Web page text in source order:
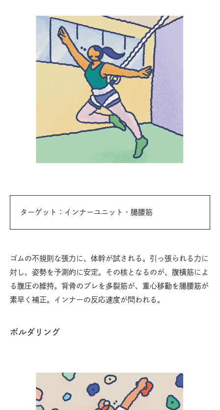
ターゲット：インナーユニット・腸腰筋
ゴムの不規則な張力に、体幹が試される。引っ張られる力に
対し、姿勢を予測的に安定。その核となるのが、腹横筋によ
る腹圧の維持。背骨のブレを多裂筋が、重心移動を腸腰筋が
素早く補正。インナーの反応速度が問われる。
ボルダリング